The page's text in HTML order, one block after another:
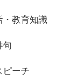
・教育知識
句
ピーチ